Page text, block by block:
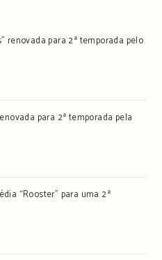
renovada para 2ª temporada pelo
para 2ª temporada pela
“Rooster” para uma 2ª